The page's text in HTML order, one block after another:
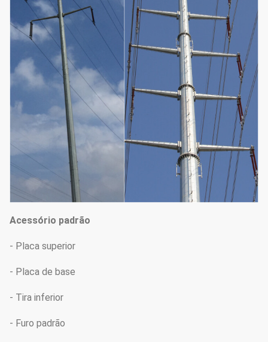
Acessório padrão
- Placa superior
- Placa de base
- Tira inferior
- Furo padrão